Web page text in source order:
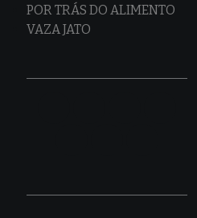
POR TRÁS DO ALIMENTO
VAZA JATO